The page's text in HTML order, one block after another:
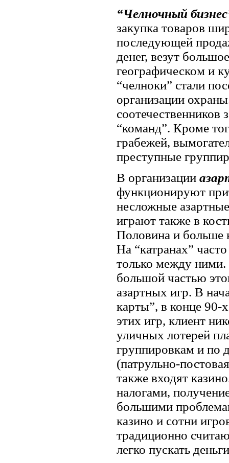
“Челночный
закупка товаров
последующей
денег, везут
географическом и
“челноки” стали
организации
соотечественников
“команд”. Кроме
грабежей,
преступные
В организации
функционируют
несложные
играют также в
Половина и больше
На “катранах”
только между
большой частью
азартных игр. В
карты”, в конце
этих игр, клиент
уличных лотерей
группировкам и по
(патрульно-
также входят
налогами,
большими
казино и сотни
традиционно
легко пускать